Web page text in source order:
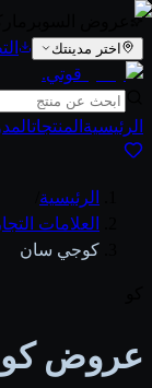
اختر مدينتك
قوتي.
الرئيسية المنتجات
الرئيسية
العلامات
كوجي سان
عروض